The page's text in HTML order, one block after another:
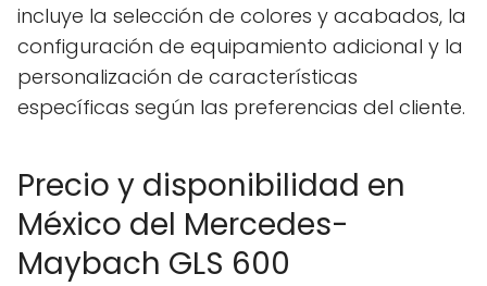
incluye la selección de colores y acabados, la
configuración de equipamiento adicional y la
personalización de características
específicas según las preferencias del cliente.
Precio y disponibilidad en
México del Mercedes-
Maybach GLS 600